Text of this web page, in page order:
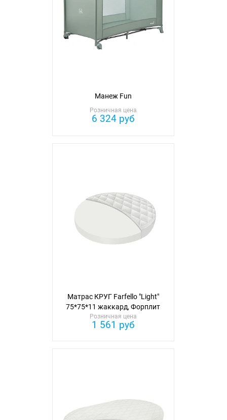
Манеж Fun
Розничная цена
6 324 руб
Матрас КРУГ Farfello "Light"
75*75*11 жаккард, Форплит
Розничная цена
1 561 руб